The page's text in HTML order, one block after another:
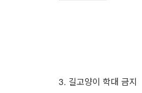
3. 길고양이 학대 금지